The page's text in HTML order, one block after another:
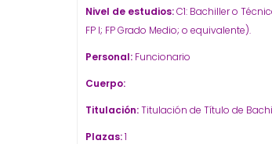
Nivel de estudios:C1: Bachiller o
FP I; FP Grado Medio; o equivalente).
Personal: Funcionario
Cuerpo:
Titulación:Titulación de Título de
Plazas:1